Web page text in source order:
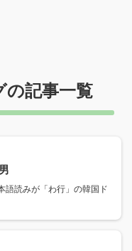
の記事一覧
語読みが「わ行」の韓国ド